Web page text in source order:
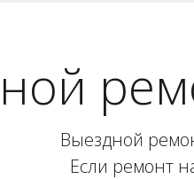
Выездной
Если ремонт